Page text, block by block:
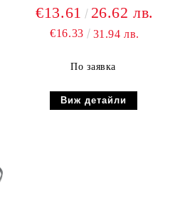
€13.61 26.62 лв.
€16.33 31.94 лв.
По заявка
Виж детайли